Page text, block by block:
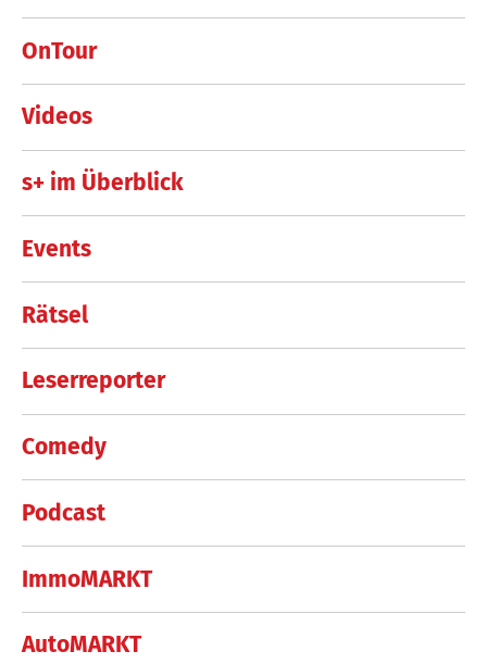
OnTour
Videos
s+ im Überblick
Events
Rätsel
Leserreporter
Comedy
Podcast
ImmoMARKT
AutoMARKT